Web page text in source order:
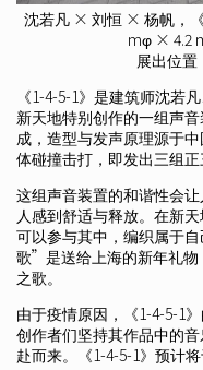
沈若凡 × 刘恒 × 杨帆，
mφ × 4.2
展出位置
《1-4-5-1》是建筑师沈若
新天地特别创作的一组声
成，造型与发声原理源于
体碰撞击打，即发出三组正
这组声音装置的和谐性会
人感到舒适与释放。在新
可以参与其中，编织属于
歌”是送给上海的新年礼物
之歌。
由于疫情原因，《1-4-5-1
创作者们坚持其作品中的
赴而来。《1-4-5-1》预计